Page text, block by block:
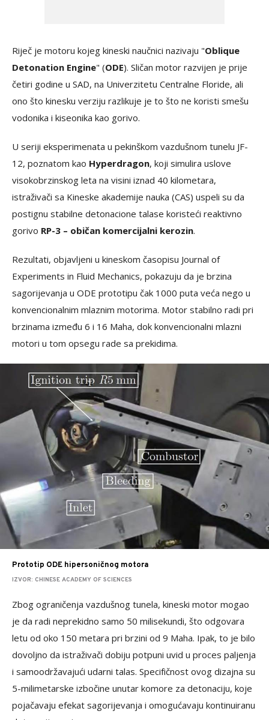
Riječ je motoru kojeg kineski naučnici nazivaju "Oblique
Detonation Engine" (ODE). Sličan motor razvijen je prije
četiri godine u SAD, na Univerzitetu Centralne Floride, ali
ono što kinesku verziju razlikuje je to što ne koristi smešu
vodonika i kiseonika kao gorivo.
U seriji eksperimenata u pekinškom vazdušnom tunelu JF-
12, poznatom kao Hyperdragon, koji simulira uslove
visokobrzinskog leta na visini iznad 40 kilometara,
istraživači sa Kineske akademije nauka (CAS) uspeli su da
postignu stabilne detonacione talase koristeći reaktivno
gorivo RP-3 – običan komercijalni kerozin.
Rezultati, objavljeni u kineskom časopisu Journal of
Experiments in Fluid Mechanics, pokazuju da je brzina
sagorijevanja u ODE prototipu čak 1000 puta veća nego u
konvencionalnim mlaznim motorima. Motor stabilno radi pri
brzinama između 6 i 16 Maha, dok konvencionalni mlazni
motori u tom opsegu rade sa prekidima.
Prototip ODE hipersoničnog motora
IZVOR: CHINESE ACADEMY OF SCIENCES
Zbog ograničenja vazdušnog tunela, kineski motor mogao
je da radi neprekidno samo 50 milisekundi, što odgovara
letu od oko 150 metara pri brzini od 9 Maha. Ipak, to je bilo
dovoljno da istraživači dobiju potpuni uvid u proces paljenja
i samoodržavajući udarni talas. Specifičnost ovog dizajna su
5-milimetarske izbočine unutar komore za detonaciju, koje
pojačavaju efekat sagorijevanja i omogućavaju kontinuiranu